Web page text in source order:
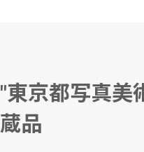
"東京都写真美
蔵品